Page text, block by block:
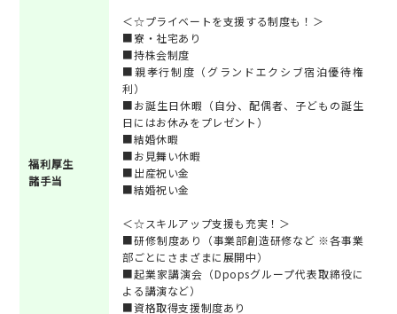
福利厚生
諸手当
＜☆プライベートを支援する制度も！＞
■寮・社宅あり
■持株会制度
■親孝行制度（グランドエクシブ宿泊優待権
利）
■お誕生日休暇（自分、配偶者、子どもの誕生
日にはお休みをプレゼント）
■結婚休暇
■お見舞い休暇
■出産祝い金
■結婚祝い金
＜☆スキルアップ支援も充実！＞
■研修制度あり（事業部創造研修など ※各事業
部ごとにさまざまに展開中）
■起業家講演会（Dpopsグループ代表取締役に
よる講演など）
■資格取得支援制度あり